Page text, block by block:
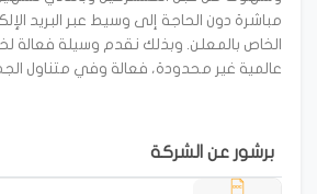
مباشرة دون الحاجة إلى وسيط عبر البريد
الخاص بالمعلن. وبذلك نقدم وسيلة فعالة
عالمية غير محدودة، فعالة وفي متناول
برشور عن الشركة